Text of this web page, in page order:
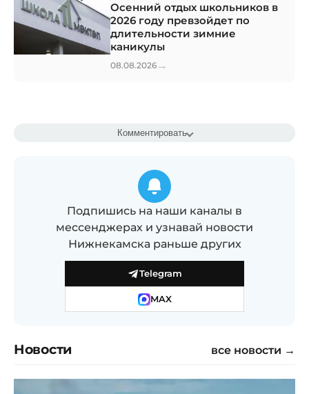
Осенний отдых школьников в
2026 году превзойдет по
длительности зимние
каникулы
08.08.2026 →
Комментировать
Подпишись на наши каналы в
мессенджерах и узнавай новости
Нижнекамска раньше других
Telegram
MAX
Новости все новости →